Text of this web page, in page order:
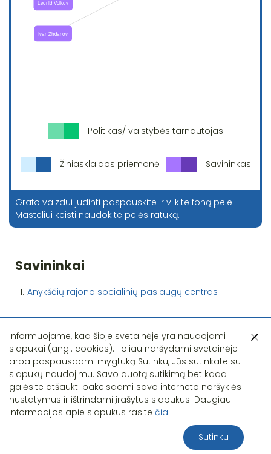
Politikas/ valstybės tarnautojas
Žiniasklaidos priemonė Savininkas
Grafo vaizdui judinti paspauskite ir vilkite foną pele.
Masteliui keisti naudokite pelės ratuką.
Savininkai
1. Anykščių rajono socialinių paslaugų centras
Pastebėjote klaidą?
Informuojame, kad šioje svetainėje yra naudojami
slapukai (angl. cookies). Toliau naršydami svetainėje
arba paspausdami mygtuką Sutinku, Jūs sutinkate su
slapukų naudojimu. Savo duotą sutikimą bet kada
galėsite atšaukti pakeisdami savo interneto naršyklės
nustatymus ir ištrindami įrašytus slapukus. Daugiau
informacijos apie slapukus rasite čia
Sutinku